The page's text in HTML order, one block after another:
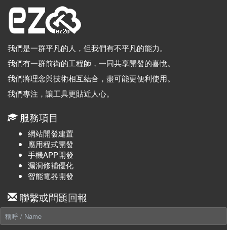
我們是一群平凡的人，但我們有不平凡的能力。
我們有一群前衛的工程師，一同共享開發的喜悅。
我們將理念與技術相互結合，盡可能更便利使用。
我們專注，讓工具更貼近人心。
服務項目
網站開發建置
應用程式開發
手機APP開發
漏洞修補優化
智能電器開發
聯繫或問題回報